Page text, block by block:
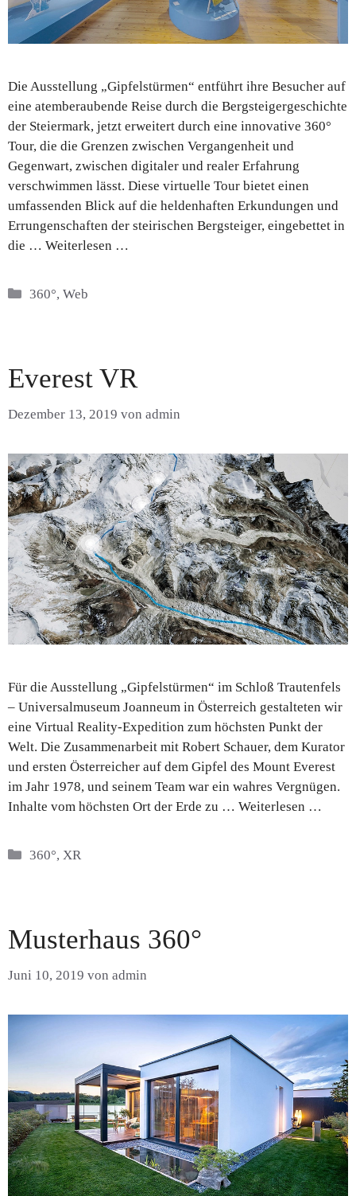
Die Ausstellung „Gipfelstürmen“ entführt ihre Besucher auf
eine atemberaubende Reise durch die Bergsteigergeschichte
der Steiermark, jetzt erweitert durch eine innovative 360°
Tour, die die Grenzen zwischen Vergangenheit und
Gegenwart, zwischen digitaler und realer Erfahrung
verschwimmen lässt. Diese virtuelle Tour bietet einen
umfassenden Blick auf die heldenhaften Erkundungen und
Errungenschaften der steirischen Bergsteiger, eingebettet in
die … Weiterlesen …
Kategorien
360°,Web
Everest VR
Dezember 13, 2019 von admin
Für die Ausstellung „Gipfelstürmen“ im Schloß Trautenfels
– Universalmuseum Joanneum in Österreich gestalteten wir
eine Virtual Reality-Expedition zum höchsten Punkt der
Welt. Die Zusammenarbeit mit Robert Schauer, dem Kurator
und ersten Österreicher auf dem Gipfel des Mount Everest
im Jahr 1978, und seinem Team war ein wahres Vergnügen.
Inhalte vom höchsten Ort der Erde zu … Weiterlesen …
Kategorien
360°,XR
Musterhaus 360°
Juni 10, 2019 von admin